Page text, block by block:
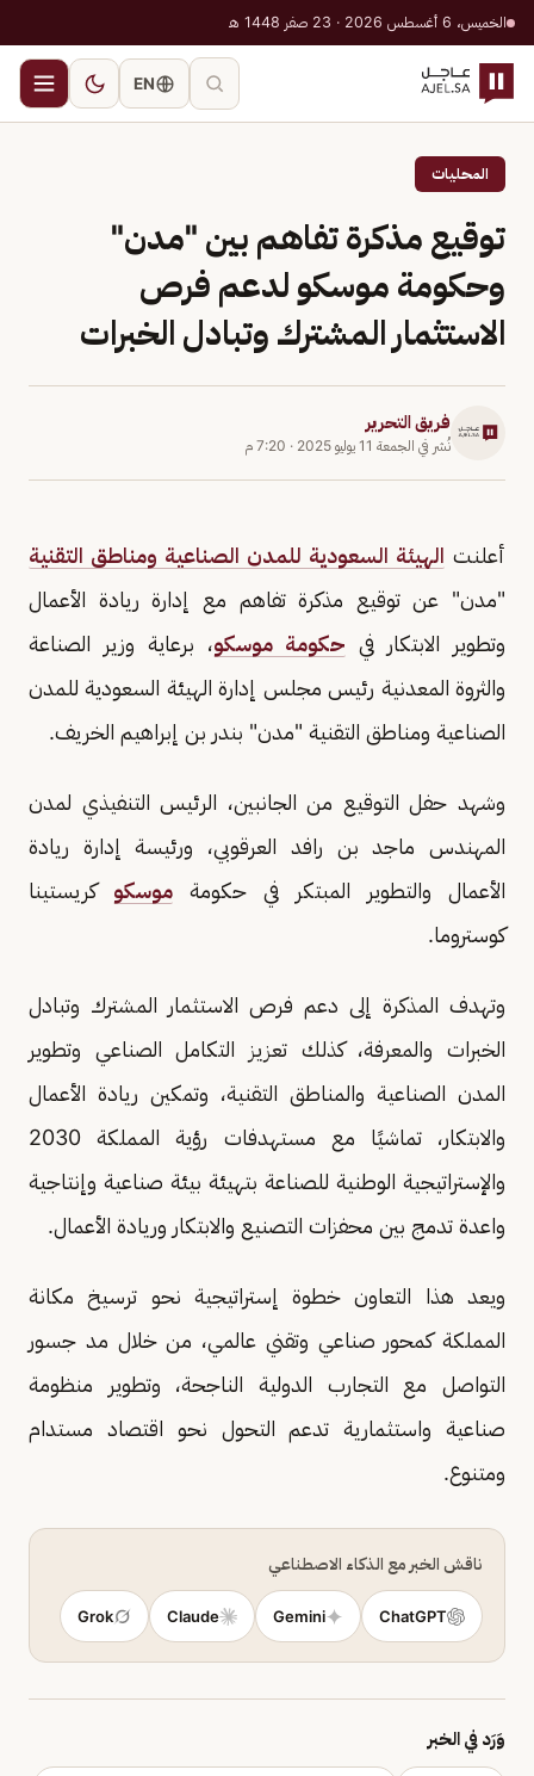
الخميس، 6 أغسطس 2026 · 23 صفر 1448 هـ
EN
المحليات
توقيع مذكرة تفاهم بين "مدن"
وحكومة موسكو لدعم فرص
الاستثمار المشترك وتبادل الخبرات
فريق التحرير
نُشر في الجمعة 11 يوليو 2025 · 7:20 م
أعلنت الهيئة السعودية للمدن الصناعية ومناطق التقنية
"مدن" عن توقيع مذكرة تفاهم مع إدارة ريادة الأعمال
وتطوير الابتكار في حكومة موسكو، برعاية وزير الصناعة
والثروة المعدنية رئيس مجلس إدارة الهيئة السعودية للمدن
الصناعية ومناطق التقنية "مدن" بندر بن إبراهيم الخريف.
وشهد حفل التوقيع من الجانبين، الرئيس التنفيذي لمدن
المهندس ماجد بن رافد العرقوبي، ورئيسة إدارة ريادة
الأعمال والتطوير المبتكر في حكومة موسكو كريستينا
كوستروما.
وتهدف المذكرة إلى دعم فرص الاستثمار المشترك وتبادل
الخبرات والمعرفة، كذلك تعزيز التكامل الصناعي وتطوير
المدن الصناعية والمناطق التقنية، وتمكين ريادة الأعمال
والابتكار، تماشيًا مع مستهدفات رؤية المملكة 2030
والإستراتيجية الوطنية للصناعة بتهيئة بيئة صناعية وإنتاجية
واعدة تدمج بين محفزات التصنيع والابتكار وريادة الأعمال.
ويعد هذا التعاون خطوة إستراتيجية نحو ترسيخ مكانة
المملكة كمحور صناعي وتقني عالمي، من خلال مد جسور
التواصل مع التجارب الدولية الناجحة، وتطوير منظومة
صناعية واستثمارية تدعم التحول نحو اقتصاد مستدام
ومتنوع.
ناقش الخبر مع الذكاء الاصطناعي
ChatGPT
Gemini
Claude
Grok
وَرَد في الخبر